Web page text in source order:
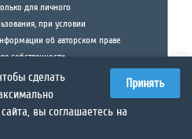
для личного
при условии
об авторском праве
собственности,
материалах и любых их
материалы этого Сайта, а
демонстрировать их в любом
их любым другим образом для
Принять
сделать
вы соглашаетесь на